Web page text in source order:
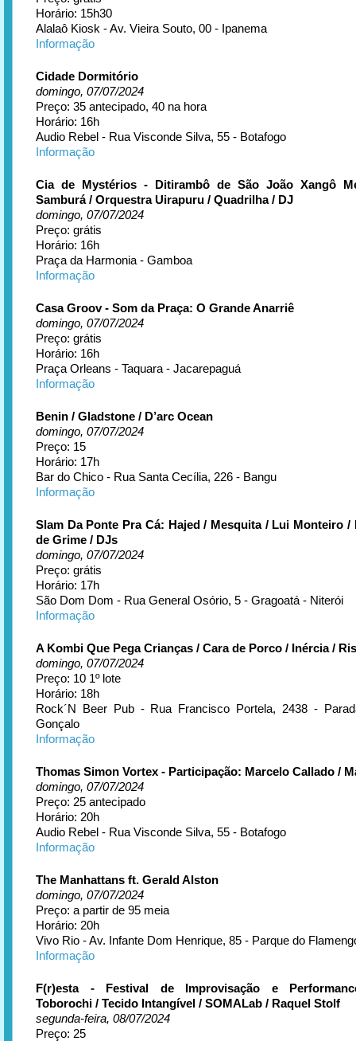
Horário: 15h30
Alalaô Kiosk - Av. Vieira Souto, 00 - Ipanema
Informação
Cidade Dormitório
domingo, 07/07/2024
Preço: 35 antecipado, 40 na hora
Horário: 16h
Audio Rebel - Rua Visconde Silva, 55 - Botafogo
Informação
Cia de Mystérios - Ditirambô de São João Xangô
Samburá / Orquestra Uirapuru / Quadrilha / DJ
domingo, 07/07/2024
Preço: grátis
Horário: 16h
Praça da Harmonia - Gamboa
Informação
Casa Groov - Som da Praça: O Grande Anarriê
domingo, 07/07/2024
Preço: grátis
Horário: 16h
Praça Orleans - Taquara - Jacarepaguá
Informação
Benin / Gladstone / D’arc Ocean
domingo, 07/07/2024
Preço: 15
Horário: 17h
Bar do Chico - Rua Santa Cecília, 226 - Bangu
Informação
Slam Da Ponte Pra Cá: Hajed / Mesquita / Lui Monteiro /
de Grime / DJs
domingo, 07/07/2024
Preço: grátis
Horário: 17h
São Dom Dom - Rua General Osório, 5 - Gragoatá - Niterói
Informação
A Kombi Que Pega Crianças / Cara de Porco / Inércia /
domingo, 07/07/2024
Preço: 10 1º lote
Horário: 18h
Rock´N Beer Pub - Rua Francisco Portela, 2438 -
Gonçalo
Informação
Thomas Simon Vortex - Participação: Marcelo Callado /
domingo, 07/07/2024
Preço: 25 antecipado
Horário: 20h
Audio Rebel - Rua Visconde Silva, 55 - Botafogo
Informação
The Manhattans ft. Gerald Alston
domingo, 07/07/2024
Preço: a partir de 95 meia
Horário: 20h
Vivo Rio - Av. Infante Dom Henrique, 85 - Parque do
Informação
F(r)esta - Festival de Improvisação e
Toborochi / Tecido Intangível / SOMALab / Raquel Stolf
segunda-feira, 08/07/2024
Preço: 25